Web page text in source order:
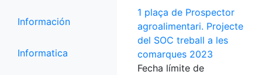
Información
Informatica
1 plaça de Prospector
agroalimentari. Projecte
del SOC treball a les
comarques 2023
Fecha límite de